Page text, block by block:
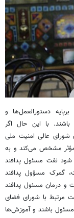
دستورالعمل‌ها و
با این حال اگر
شورای عالی امنیت ملی
مؤثر مشخص می‌کند و به
نفت مسئول پدافند
گمرک مسؤول پدافند
درمان مسئول پدافند
با شورای فضای
مسئول باشند و آموزش‌ها